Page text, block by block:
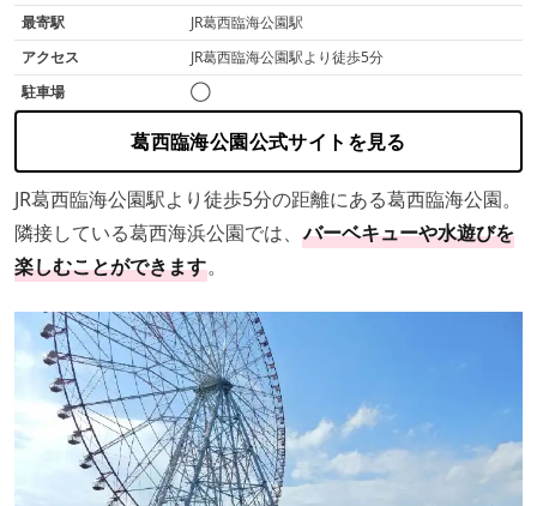
最寄駅
JR葛西臨海公園駅
アクセス
JR葛西臨海公園駅より徒歩5分
駐車場
◯
葛西臨海公園公式サイトを見る
JR葛西臨海公園駅より徒歩5分の距離にある葛西臨海公園。
隣接している葛西海浜公園では、 バーベキューや水遊びを
楽しむことができます。